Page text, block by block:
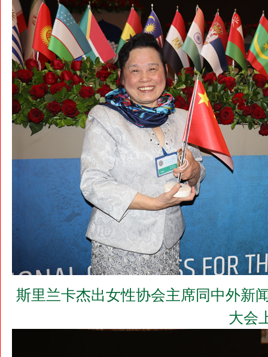
斯里兰卡杰出女性协会主席同中外新
大会